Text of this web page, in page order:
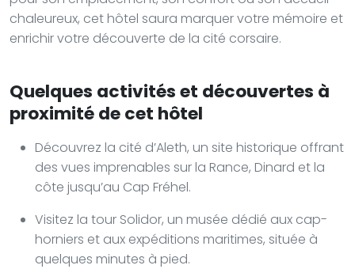
chaleureux, cet hôtel saura marquer votre mémoire et
enrichir votre découverte de la cité corsaire.
Quelques activités et découvertes à
proximité de cet hôtel
Découvrez la cité d’Aleth, un site historique offrant
des vues imprenables sur la Rance, Dinard et la
côte jusqu’au Cap Fréhel.
Visitez la tour Solidor, un musée dédié aux cap-
horniers et aux expéditions maritimes, située à
quelques minutes à pied.